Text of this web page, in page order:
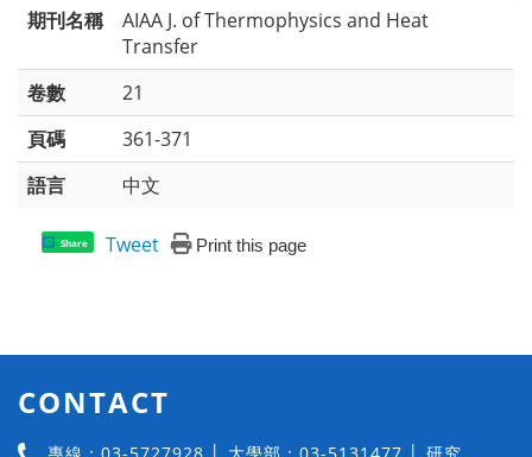
期刊名稱
AIAA J. of Thermophysics and Heat
Transfer
卷數
21
頁碼
361-371
語言
中文
Share Tweet Print this page
CONTACT